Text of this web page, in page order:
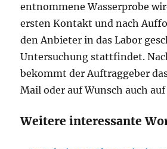
entnommene Wasserprobe
ersten Kontakt und nach
den Anbieter in das Labor
Untersuchung stattfindet.
bekommt der Auftraggeber
Mail oder auf Wunsch auch
Weitere interessante